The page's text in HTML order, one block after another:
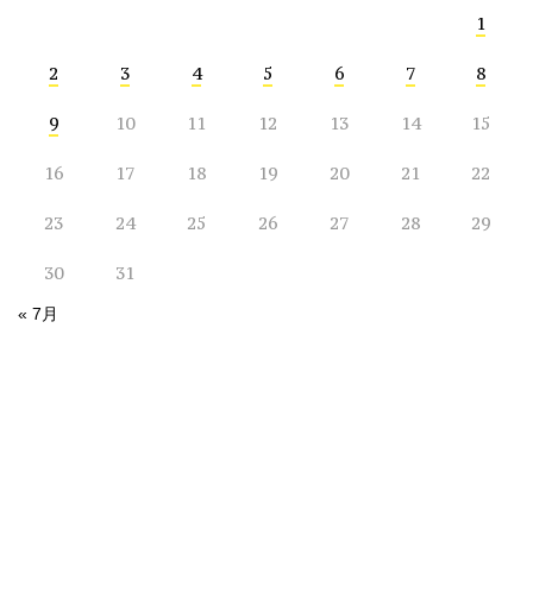
1
2 3 4 5 6 7 8
9 10 11 12 13 14 15
16 17 18 19 20 21 22
23 24 25 26 27 28 29
30 31
« 7月